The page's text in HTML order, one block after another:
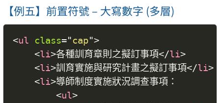
【例五】前置符號 – 大寫數字 (多層)
<ul class="cap">
<li>各種訓育章則之擬訂事項</li>
<li>訓育實施與研究計畫之擬訂事項</li>
<li>導師制度實施狀況調查事項：
<ul>